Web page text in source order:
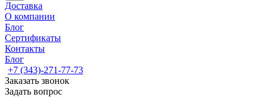
Доставка
О компании
Блог
Сертификаты
Контакты
Блог
+7 (343)-271-77-73
Заказать звонок
Задать вопрос